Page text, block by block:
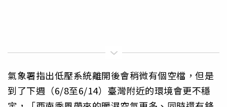
氣象署指出低壓系統離開後會稍微有個空檔，但是
到了下週（6/8至6/14）臺灣附近的環境會更不穩